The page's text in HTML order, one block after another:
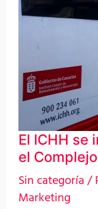
El ICHH se
el
Sin categoría/
Marketing
instala
en
el
Complejo
Deportivo
del